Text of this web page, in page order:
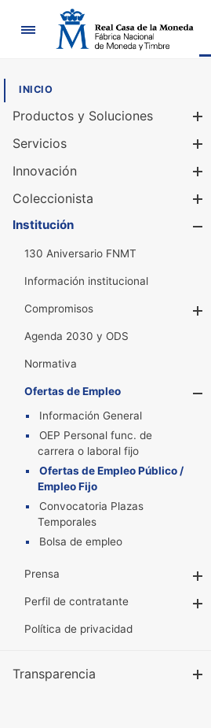
Navegación
INICIO
Productos y Soluciones
Servicios
Innovación
Coleccionista
Institución
130 Aniversario FNMT
Información institucional
Compromisos
Agenda 2030 y ODS
Normativa
Ofertas de Empleo
Información General
OEP Personal func. de
carrera o laboral fijo
Ofertas de Empleo Público /
Empleo Fijo
Convocatoria Plazas
Temporales
Bolsa de empleo
Prensa
Perfil de contratante
Política de privacidad
Transparencia